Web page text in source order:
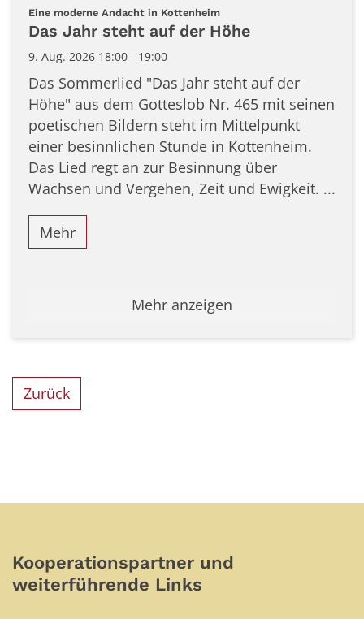
Datum: 9. August 2026
Eine moderne Andacht in Kottenheim:
Das Jahr steht auf der Höhe
9. Aug. 2026 18:00 - 19:00
Das Sommerlied "Das Jahr steht auf der
Höhe" aus dem Gotteslob Nr. 465 mit seinen
poetischen Bildern steht im Mittelpunkt
einer besinnlichen Stunde in Kottenheim.
Das Lied regt an zur Besinnung über
Wachsen und Vergehen, Zeit und Ewigkeit. ...
Mehr
Mehr anzeigen
Zurück
Kooperationspartner und
weiterführende Links